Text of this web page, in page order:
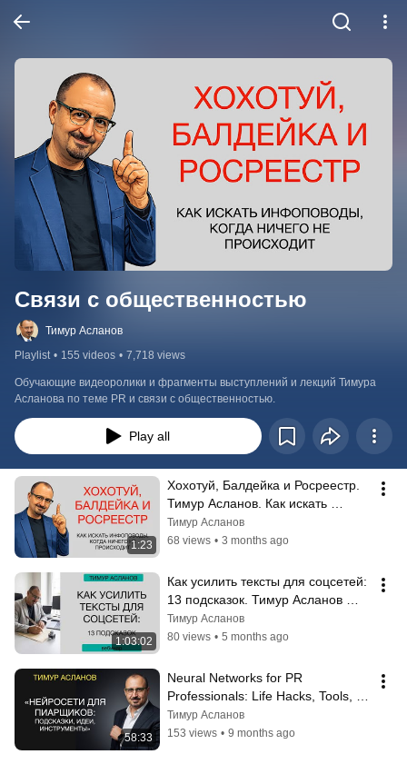
Связи с общественностью
Тимур Асланов
Playlist • 155 videos • 7,718 views
Обучающие видеоролики и фрагменты выступлений и лекций Тимура
Асланова по теме PR и связи с общественностью.
Play all
1:23
Хохотуй, Балдейка и Росреестр.
Тимур Асланов. Как искать
инфоповоды, если у вас всё
скучно?
Тимур Асланов
68 views • 3 months ago
1:03:02
Как усилить тексты для соцсетей:
13 подсказок. Тимур Асланов
запись вебинара про Красные
флаги
Тимур Асланов
80 views • 5 months ago
58:33
Neural Networks for PR
Professionals: Life Hacks, Tools,
and Tips. Timur Aslanov's Webinar
on Neu...
Тимур Асланов
153 views • 9 months ago